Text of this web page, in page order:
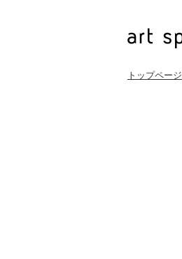
トップページ